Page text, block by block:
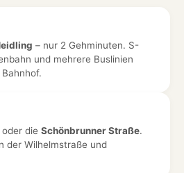
– nur 2 Gehminuten. S-
und mehrere Buslinien
oder die Schönbrunner Straße.
der Wilhelmstraße und